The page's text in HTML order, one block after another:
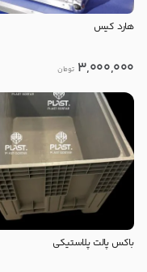
هارد کیس
3,000,000 تومان
باکس پالت پلاستیکی